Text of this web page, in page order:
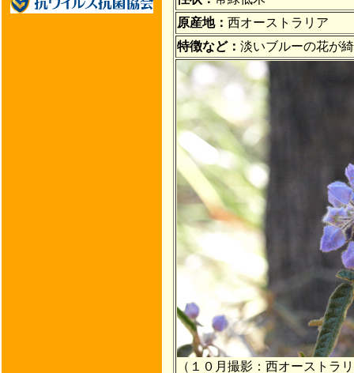
原産地： 西オーストラリア
特徴など： 淡いブルーの花が
（１０月撮影：西オーストラ